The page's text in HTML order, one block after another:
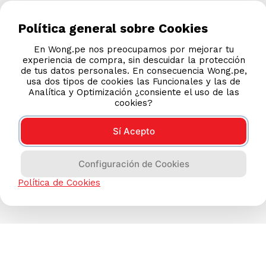
Política general sobre Cookies
En Wong.pe nos preocupamos por mejorar tu
experiencia de compra, sin descuidar la protección
de tus datos personales. En consecuencia Wong.pe,
usa dos tipos de cookies las Funcionales y las de
Analítica y Optimización ¿consiente el uso de las
cookies?
Sí Acepto
Configuración de Cookies
Política de Cookies